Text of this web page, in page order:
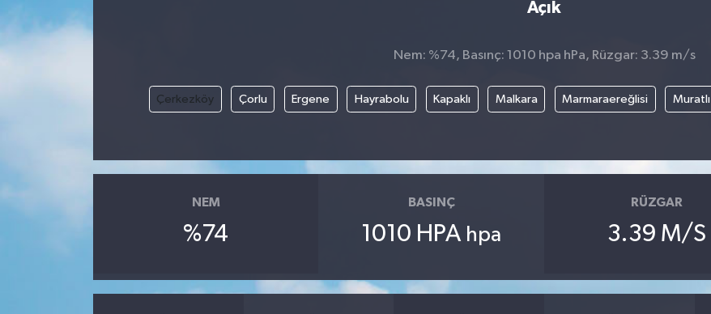
Açık
Nem: %74, Basınç: 1010 hpa hPa, Rüzgar: 3.39 m/s
Çerkezköy Çorlu Ergene Hayrabolu Kapaklı Malkara Marmaraereğlisi Muratlı
NEM
%74
BASINÇ
1010 HPA hpa
RÜZGAR
3.39 M/S